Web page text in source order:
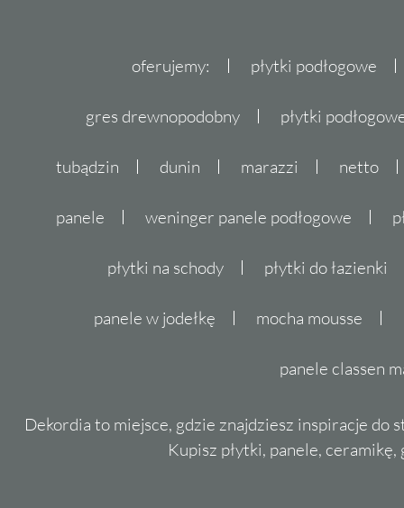
wykonanych z najwyższej jakości
właśnie dla Ciebie. Zdecyduj się na
czasu. Zamów płytki już dziś i ciesz się
oferujemy: płytki podłogowe
gres drewnopodobny płytki
tubądzin dunin marazzi netto
panele weninger panele podłogowe
płytki na schody płytki do łazienki
panele w jodełkę mocha mousse
panele classen
Dekordia to miejsce, gdzie znajdziesz inspiracje do
Kupisz płytki, panele,